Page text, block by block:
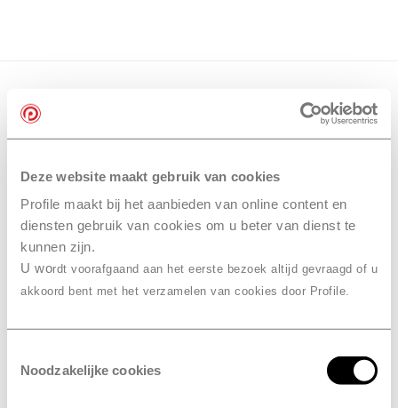
Deze website maakt gebruik van cookies
Profile maakt bij het aanbieden van online content en
diensten gebruik van cookies om u beter van dienst te
kunnen zijn.
U wordt voorafgaand aan het eerste bezoek altijd gevraagd of u
akkoord bent met het verzamelen van cookies door Profile.
Noodzakelijke cookies